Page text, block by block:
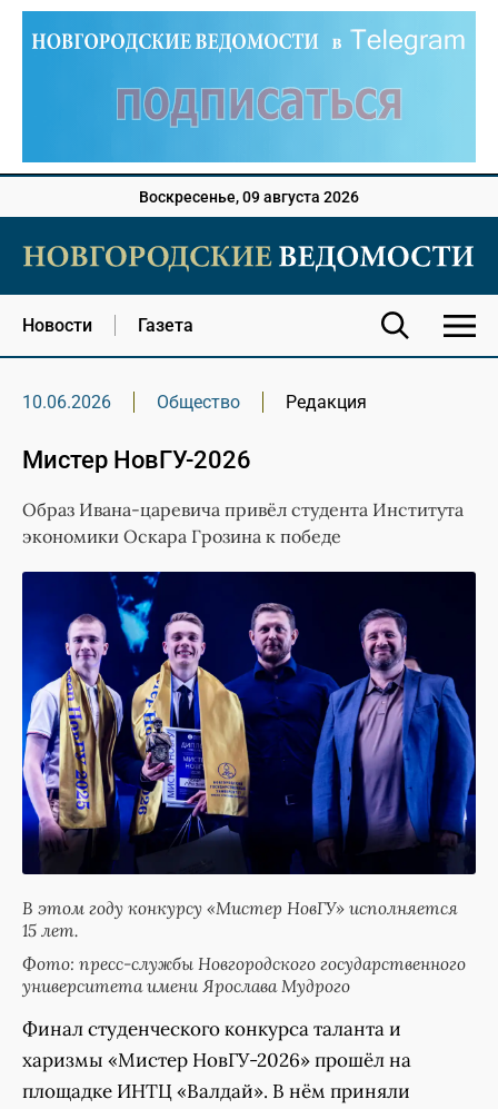
Воскресенье, 09 августа 2026
Новости Газета
10.06.2026 Общество Редакция
Мистер НовГУ-2026
Образ Ивана-царевича привёл студента Института
экономики Оскара Грозина к победе
В этом году конкурсу «Мистер НовГУ» исполняется
15 лет.
Фото: пресс-службы Новгородского государственного
университета имени Ярослава Мудрого
Финал студенческого конкурса таланта и
харизмы «Мистер НовГУ-2026» прошёл на
площадке ИНТЦ «Валдай». В нём приняли